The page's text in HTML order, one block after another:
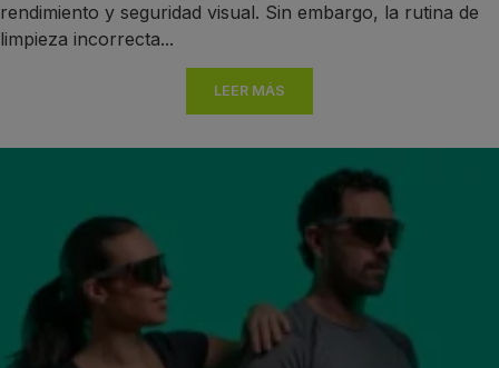
rendimiento y seguridad visual. Sin embargo, la rutina de
limpieza incorrecta...
LEER MÁS